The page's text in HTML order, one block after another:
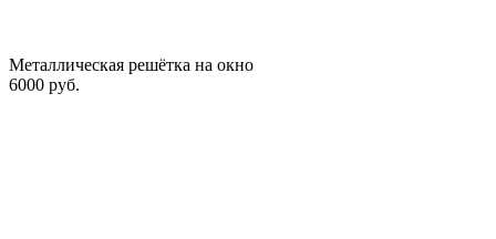
Металлическая решётка на окно
6000 руб.